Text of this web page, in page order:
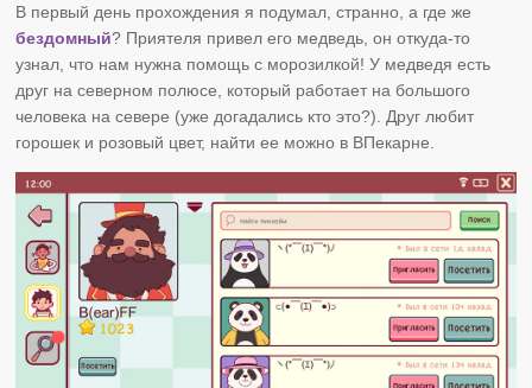
В первый день прохождения я подумал, странно, а где же
бездомный? Приятеля привел его медведь, он откуда-то
узнал, что нам нужна помощь с морозилкой! У медведя есть
друг на северном полюсе, который работает на большого
человека на севере (уже догадались кто это?). Друг любит
горошек и розовый цвет, найти ее можно в ВПекарне.